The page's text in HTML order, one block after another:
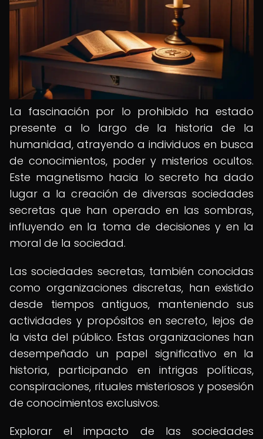
La fascinación por lo prohibido ha estado
presente a lo largo de la historia de la
humanidad, atrayendo a individuos en busca
de conocimientos, poder y misterios ocultos.
Este magnetismo hacia lo secreto ha dado
lugar a la creación de diversas sociedades
secretas que han operado en las sombras,
influyendo en la toma de decisiones y en la
moral de la sociedad.
Las sociedades secretas, también conocidas
como organizaciones discretas, han existido
desde tiempos antiguos, manteniendo sus
actividades y propósitos en secreto, lejos de
la vista del público. Estas organizaciones han
desempeñado un papel significativo en la
historia, participando en intrigas políticas,
conspiraciones, rituales misteriosos y posesión
de conocimientos exclusivos.
Explorar el impacto de las sociedades